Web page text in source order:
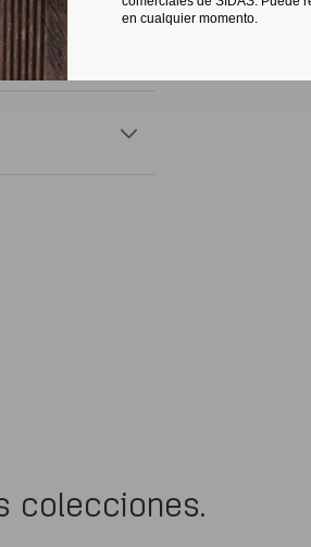
colecciones.
en cualquier momento.